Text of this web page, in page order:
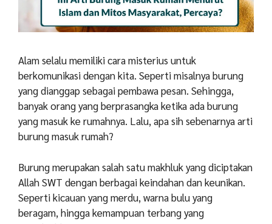
Alam selalu memiliki cara misterius untuk
berkomunikasi dengan kita. Seperti misalnya burung
yang dianggap sebagai pembawa pesan. Sehingga,
banyak orang yang berprasangka ketika ada burung
yang masuk ke rumahnya. Lalu, apa sih sebenarnya arti
burung masuk rumah?
Burung merupakan salah satu makhluk yang diciptakan
Allah SWT dengan berbagai keindahan dan keunikan.
Seperti kicauan yang merdu, warna bulu yang
beragam, hingga kemampuan terbang yang